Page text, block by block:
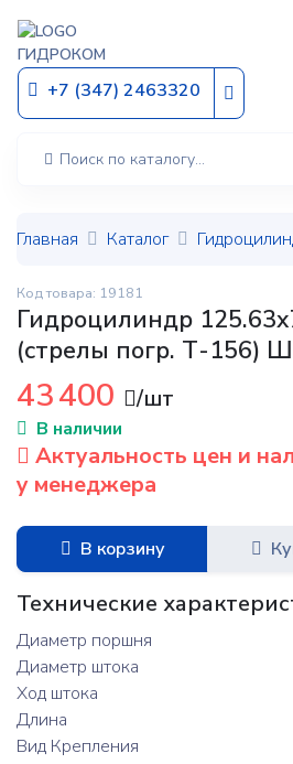
ГИДРОКОМ
+7 (347) 2463320
Главная Каталог
Код товара: 19181
Гидроцилиндр
(стрелы погр. Т-156)
43 400 /шт
В наличии
Актуальность цен и
у менеджера
В корзину
Технические
Диаметр поршня
Диаметр штока
Ход штока
Длина
Вид Крепления